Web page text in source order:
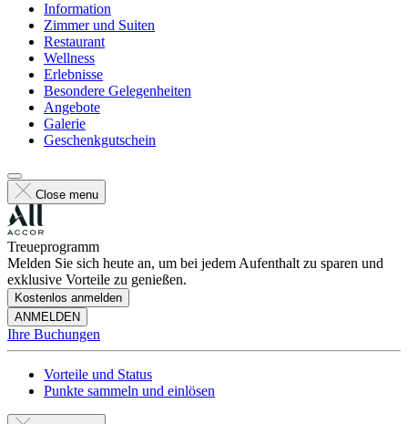
Information
Zimmer und Suiten
Restaurant
Wellness
Erlebnisse
Besondere Gelegenheiten
Angebote
Galerie
Geschenkgutschein
Close menu
Treueprogramm
Melden Sie sich heute an, um bei jedem Aufenthalt zu sparen und
exklusive Vorteile zu genießen.
Kostenlos anmelden
ANMELDEN
Ihre Buchungen
Vorteile und Status
Punkte sammeln und einlösen